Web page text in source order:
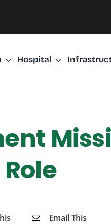
Hospital
Email This